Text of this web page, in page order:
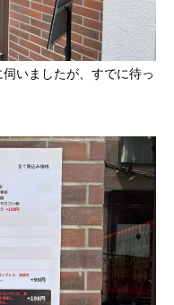
いましたが、すでに待っ